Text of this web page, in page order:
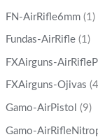
FN-AirRifle6mm (1)
Fundas-AirRifle (1)
FXAirguns-
FXAirguns-Ojivas
Gamo-AirPistol (9)
Gamo-